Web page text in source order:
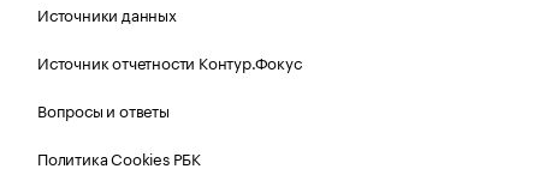
Источники данных
Источник отчетности Контур.Фокус
Вопросы и ответы
Политика Cookies РБК